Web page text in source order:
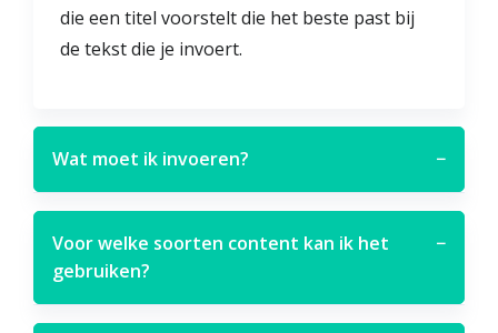
die een titel voorstelt die het beste past bij
de tekst die je invoert.
Wat moet ik invoeren? −
Voor welke soorten content kan ik het
gebruiken?
−